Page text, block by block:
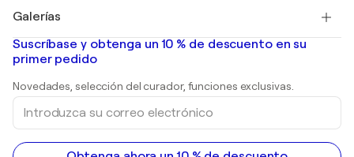
Banksy
Mr. Brainwash
Shepard Fairey
Pinturas abstractas en venta
pinturas de paisajes
Huellas dactilares
pinturas acrílicas
Galerías
Galerías de arte en España
Suscríbase y obtenga un 10 % de descuento en su
primer pedido
Novedades, selección del curador, funciones exclusivas.
Introduzca
correo
electrónico